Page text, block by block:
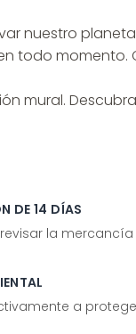
nuestro
todo
mural.
DE 14 DÍAS
la
a